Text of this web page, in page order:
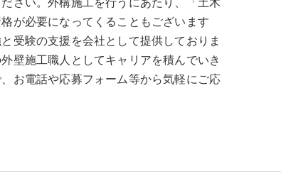
が必要になってくることもございます
受験の支援を会社として提供しておりま
壁施工職人としてキャリアを積んでいき
お電話や応募フォーム等から気軽にご応